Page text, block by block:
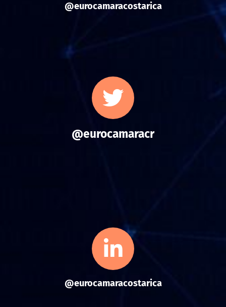
@eurocamaracostarica
@eurocamaracr
@eurocamaracostarica